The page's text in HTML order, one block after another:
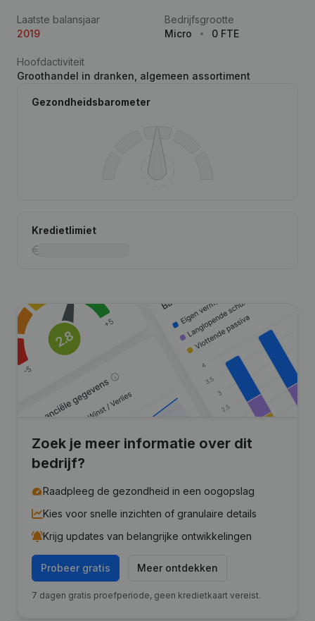
Laatste balansjaar
2019
Bedrijfsgrootte
Micro
0 FTE
Hoofdactiviteit
Groothandel in dranken, algemeen assortiment
Gezondheidsbarometer
Kredietlimiet
Zoek je meer informatie over dit
bedrijf?
Raadpleeg de gezondheid in een oogopslag
Kies voor snelle inzichten of granulaire details
Krijg updates van belangrijke ontwikkelingen
Probeer gratis Meer ontdekken
7 dagen gratis proefperiode, geen kredietkaart vereist.